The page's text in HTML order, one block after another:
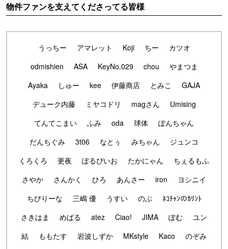
物件ファンを支えてくださってる皆様
うっちー アマレット Koji ちー
カツオ
odmishien
ASA KeyNo.029 chou
やまつま
Ayaka
しゅー kee 伊藤商店 とみこ
GAJA
デューク内藤
ミヤコドリ magさん
Umising
てんてこまい
ふみ oda 球体
ぽんちゃん
だんちぐみ
3t06 なとぅ みちゃん
ジュンコ
くろくろ
更夜 ぽるぴいお たかにゃん
ちぇるもふ
さやか
さんかく ひろ あんさー iron
ヨシニイ
ちびりーな
三嶋 優 うすい のぶ
ﾈｺﾁｬﾝのｶﾘﾝﾄ
さきはま
めばる atez Ciao! JIMA ぽむ
ユン
結
ももたす 岩波しずか MKstyle Kaco
のぞみ